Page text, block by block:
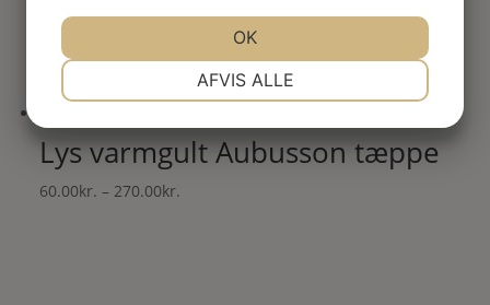
60.00kr.
til
270.00kr.
Lys varmgult Aubusson tæppe
60.00kr. – 270.00kr.
MARKETING STATISTIK
AFVIS ALLE
OK